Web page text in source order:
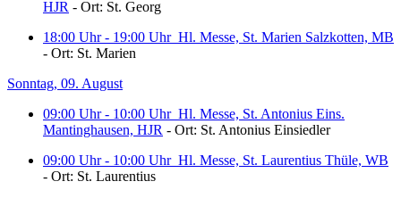
HJR - Ort: St. Georg
18:00 Uhr - 19:00 Uhr Hl. Messe, St. Marien Salzkotten, MB
- Ort: St. Marien
Sonntag, 09. August
09:00 Uhr - 10:00 Uhr Hl. Messe, St. Antonius Eins.
Mantinghausen, HJR - Ort: St. Antonius Einsiedler
09:00 Uhr - 10:00 Uhr Hl. Messe, St. Laurentius Thüle, WB
- Ort: St. Laurentius